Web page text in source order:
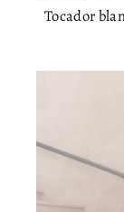
Tocador